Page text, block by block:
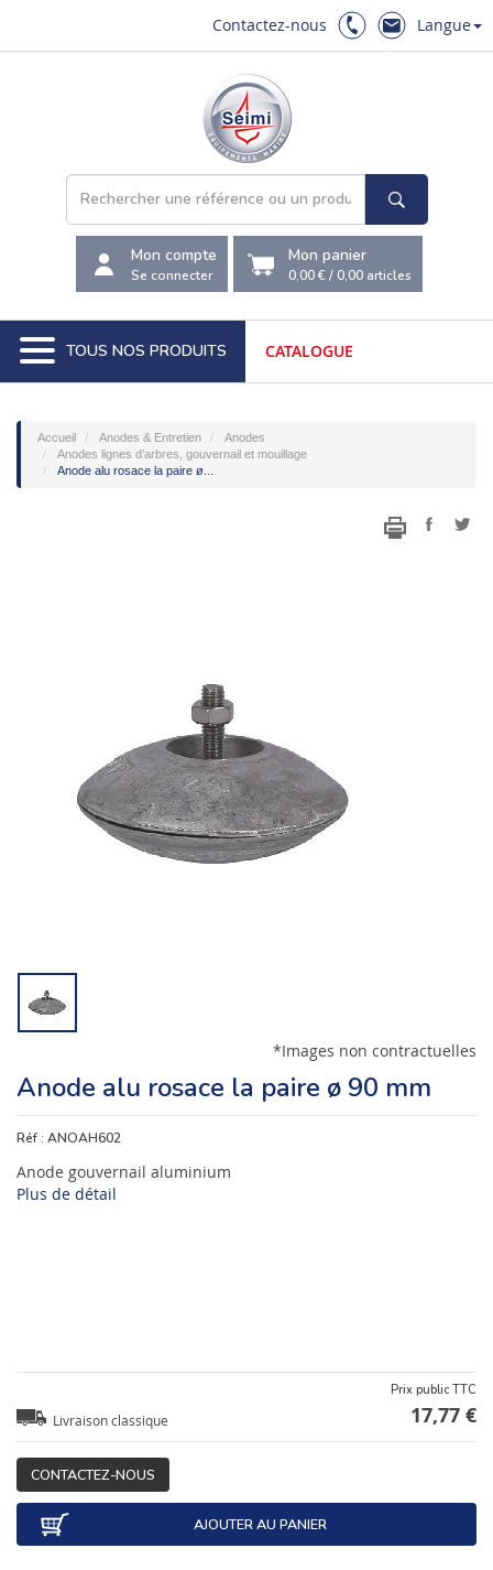
Contactez-nous Langue
Mon compte
Se connecter
Mon panier
0,00 €/0,00 articles
TOUS NOS PRODUITS CATALOGUE
Accueil Anodes & Entretien
Anodes
Anodes lignes d’arbres, gouvernail et mouillage
Anode alu rosace la paire ø...
*Images non contractuelles
Anode alu rosace la paire ø 90 mm
Réf : ANOAH602
Anode gouvernail aluminium
Plus de détail
Livraison classique
Prix public TTC
17,77 €
CONTACTEZ-NOUS
AJOUTER AU PANIER